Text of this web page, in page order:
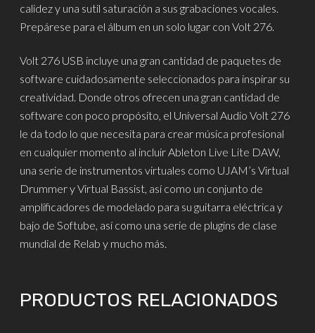
calidez y una sutil saturación a sus grabaciones vocales.
Prepárese para el álbum en un solo lugar con Volt 276.
Volt 276 USB incluye una gran cantidad de paquetes de
software cuidadosamente seleccionados para inspirar su
creatividad. Donde otros ofrecen una gran cantidad de
software con poco propósito, el Universal Audio Volt 276
le da todo lo que necesita para crear música profesional
en cualquier momento al incluir Ableton Live Lite DAW,
una serie de instrumentos virtuales como UJAM’s Virtual
Drummer y Virtual Bassist, así como un conjunto de
amplificadores de modelado para su guitarra eléctrica y
bajo de Softube, así como una serie de plugins de clase
mundial de Relab y mucho más.
PRODUCTOS RELACIONADOS